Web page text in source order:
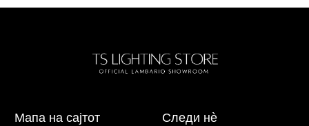
Мапа на сајтот Следи нè